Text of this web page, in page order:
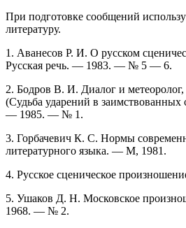
При подготовке сообщений
литературу.
1. Аванесов Р. И. О русском
Русская речь. — 1983. — № 5 — 6.
2. Бодров В. И. Диалог и
(Судьба ударений в заимствованных
— 1985. — № 1.
3. Горбачевич К. С. Нормы
литературного языка. — М, 1981.
4. Русское сценическое
5. Ушаков Д. Н. Московское
1968. — № 2.